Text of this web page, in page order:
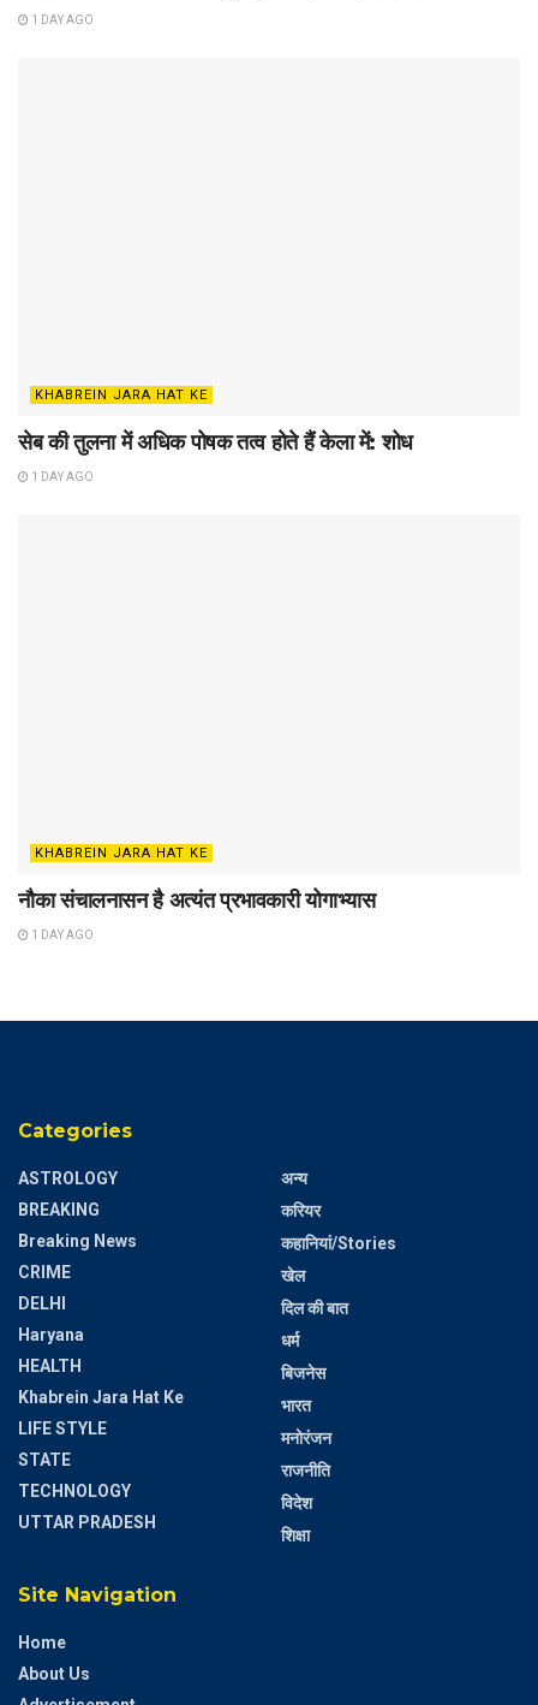
1 DAY AGO
KHABREIN JARA HAT KE
सेब की तुलना में अधिक पोषक तत्व होते हैं केला में: शोध
1 DAY AGO
KHABREIN JARA HAT KE
नौका संचालनासन है अत्यंत प्रभावकारी योगाभ्यास
1 DAY AGO
Categories
ASTROLOGY
BREAKING
Breaking News
CRIME
DELHI
Haryana
HEALTH
Khabrein Jara Hat Ke
LIFE STYLE
STATE
TECHNOLOGY
UTTAR PRADESH
अन्य
करियर
कहानियां/Stories
खेल
दिल की बात
धर्म
बिजनेस
भारत
मनोरंजन
राजनीति
विदेश
शिक्षा
Site Navigation
Home
About Us